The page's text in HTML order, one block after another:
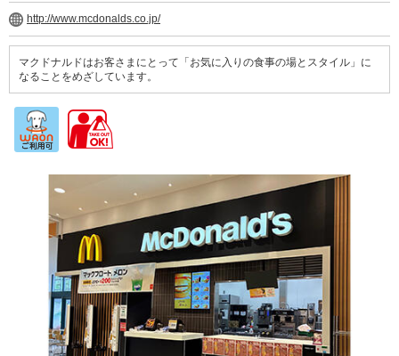
http://www.mcdonalds.co.jp/
マクドナルドはお客さまにとって「お気に入りの食事の場とスタイル」に
なることをめざしています。